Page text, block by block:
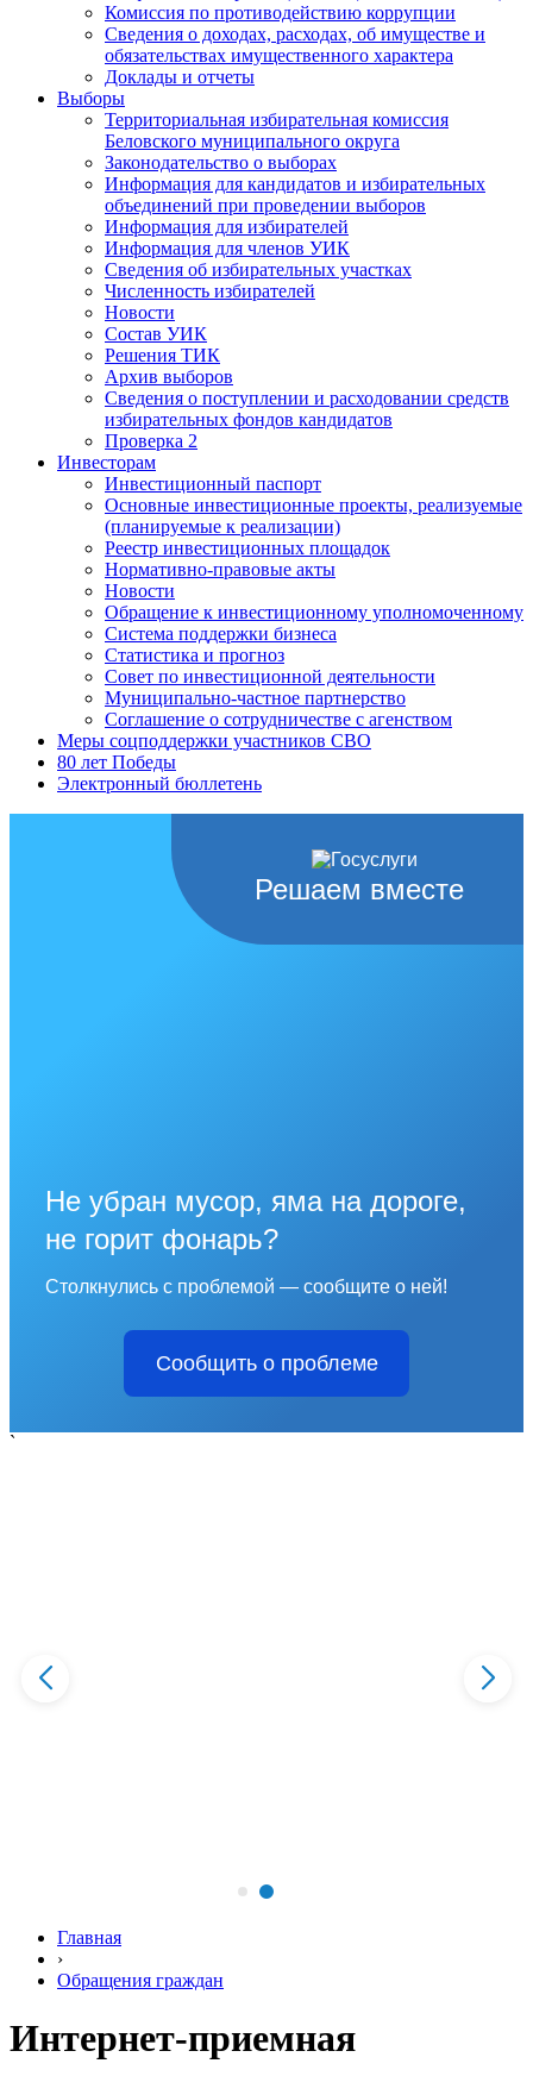
Комиссия по противодействию коррупции
Сведения о доходах, расходах, об имуществе и
обязательствах имущественного характера
Доклады и отчеты
Выборы
Территориальная избирательная комиссия
Беловского муниципального округа
Законодательство о выборах
Информация для кандидатов и избирательных
объединений при проведении выборов
Информация для избирателей
Информация для членов УИК
Сведения об избирательных участках
Численность избирателей
Новости
Состав УИК
Решения ТИК
Архив выборов
Сведения о поступлении и расходовании средств
избирательных фондов кандидатов
Проверка 2
Инвесторам
Инвестиционный паспорт
Основные инвестиционные проекты, реализуемые
(планируемые к реализации)
Реестр инвестиционных площадок
Нормативно-правовые акты
Новости
Обращение к инвестиционному уполномоченному
Система поддержки бизнеса
Статистика и прогноз
Совет по инвестиционной деятельности
Муниципально-частное партнерство
Соглашение о сотрудничестве с агенством
Меры соцподдержки участников СВО
80 лет Победы
Электронный бюллетень
Решаем вместе
Не убран мусор, яма на дороге,
не горит фонарь?
Столкнулись с проблемой — сообщите о ней!
Сообщить о проблеме
`
Главная
›
Обращения граждан
Интернет-приемная